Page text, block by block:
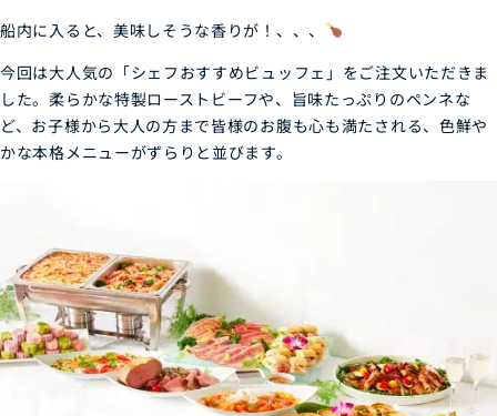
船内に入ると、美味しそうな香りが ！、、、
今回は大人気の「シェフおすすめビュッフェ」をご注文いただきま
した。柔らかな特製ローストビーフや、旨味たっぷりのペンネな
ど、お子様から大人の方まで皆様のお腹も心も満たされる、色鮮や
かな本格メニューがずらりと並びます。